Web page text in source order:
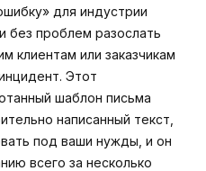
для индустрии
проблем разослать
клиентам или заказчикам
Этот
шаблон письма
написанный текст,
под ваши нужды, и он
всего за несколько